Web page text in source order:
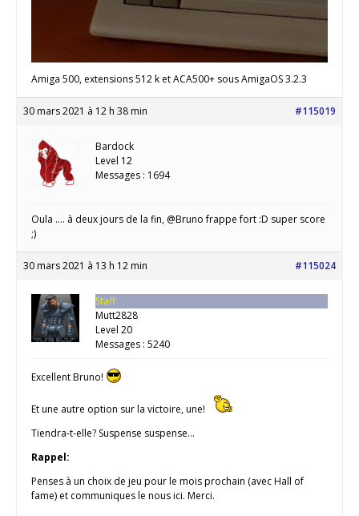
Amiga 500, extensions 512 k et ACA500+ sous AmigaOS 3.2.3
30 mars 2021 à 12 h 38 min #115019
Bardock
Level 12
Messages : 1694
Oula …. à deux jours de la fin, @Bruno frappe fort :D super score
;)
30 mars 2021 à 13 h 12 min #115024
Staff
Mutt2828
Level 20
Messages : 5240
Excellent Bruno!
Et une autre option sur la victoire, une!
Tiendra-t-elle? Suspense suspense…
Rappel:
Penses à un choix de jeu pour le mois prochain (avec Hall of
fame) et communiques le nous ici. Merci.